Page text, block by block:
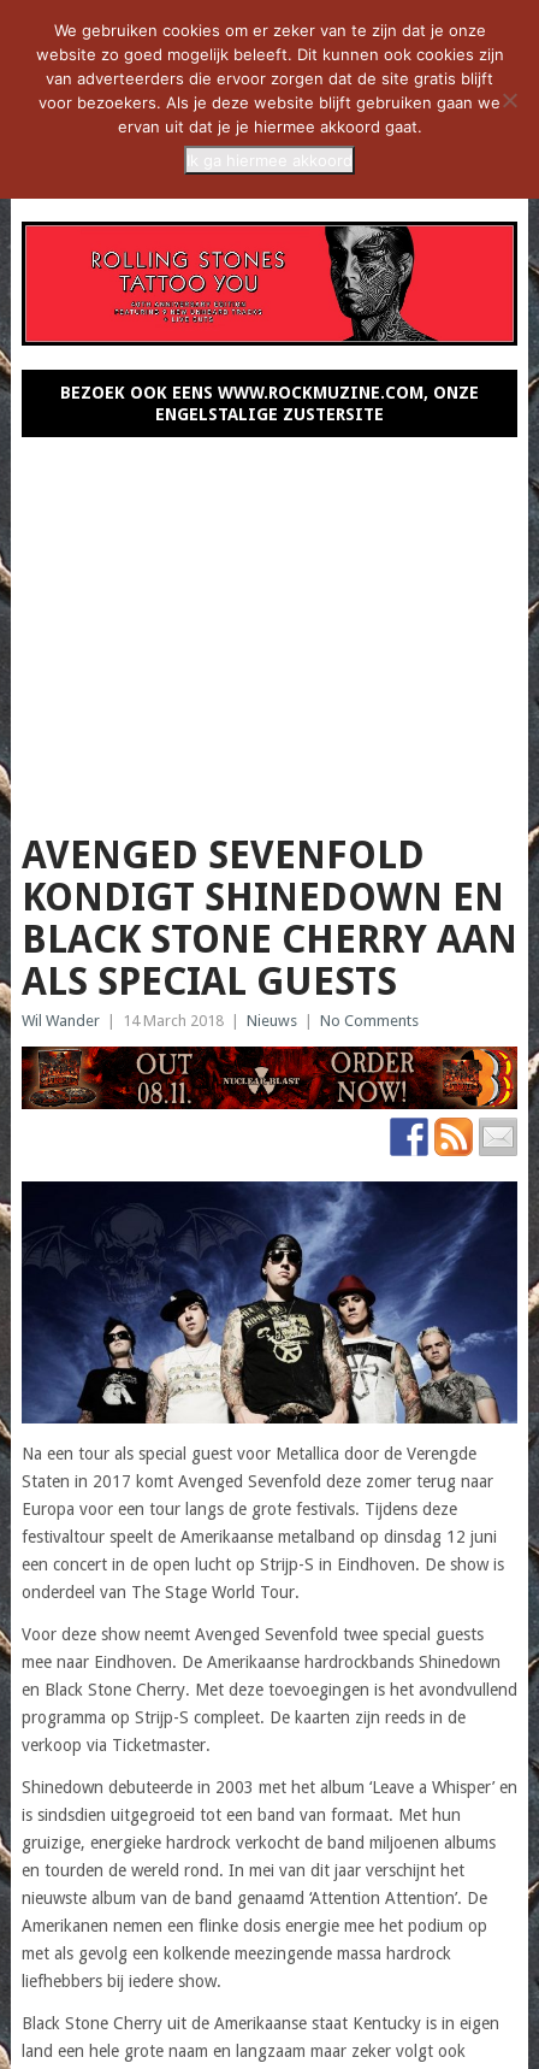
BEZOEK OOK EENS WWW.ROCKMUZINE.COM, ONZE
ENGELSTALIGE ZUSTERSITE
AVENGED SEVENFOLD
KONDIGT SHINEDOWN EN
BLACK STONE CHERRY AAN
ALS SPECIAL GUESTS
Wil Wander 14 March 2018 Nieuws No Comments
Na een tour als special guest voor Metallica door de Verengde
Staten in 2017 komt Avenged Sevenfold deze zomer terug naar
Europa voor een tour langs de grote festivals. Tijdens deze
festivaltour speelt de Amerikaanse metalband op dinsdag 12 juni
een concert in de open lucht op Strijp-S in Eindhoven. De show is
onderdeel van The Stage World Tour.
Voor deze show neemt Avenged Sevenfold twee special guests
mee naar Eindhoven. De Amerikaanse hardrockbands Shinedown
en Black Stone Cherry. Met deze toevoegingen is het avondvullend
programma op Strijp-S compleet. De kaarten zijn reeds in de
verkoop via Ticketmaster.
Shinedown debuteerde in 2003 met het album ‘Leave a Whisper’ en
is sindsdien uitgegroeid tot een band van formaat. Met hun
gruizige, energieke hardrock verkocht de band miljoenen albums
en tourden de wereld rond. In mei van dit jaar verschijnt het
nieuwste album van de band genaamd ‘Attention Attention’. De
Amerikanen nemen een flinke dosis energie mee het podium op
met als gevolg een kolkende meezingende massa hardrock
liefhebbers bij iedere show.
Black Stone Cherry uit de Amerikaanse staat Kentucky is in eigen
land een hele grote naam en langzaam maar zeker volgt ook
We gebruiken cookies om er zeker van te zijn dat je onze
website zo goed mogelijk beleeft. Dit kunnen ook cookies zijn
van adverteerders die ervoor zorgen dat de site gratis blijft
voor bezoekers. Als je deze website blijft gebruiken gaan we
ervan uit dat je je hiermee akkoord gaat.
Ik ga hiermee akkoord